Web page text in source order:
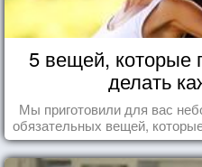
5 вещей, которые
делать
Мы приготовили для вас
обязательных вещей,